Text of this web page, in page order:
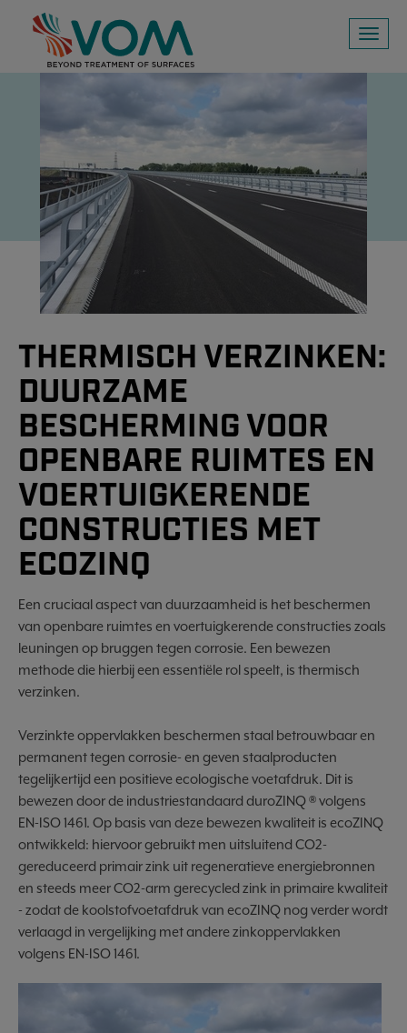
Toggle
THERMISCH VERZINKEN:
DUURZAME
BESCHERMING VOOR
OPENBARE RUIMTES EN
VOERTUIGKERENDE
CONSTRUCTIES MET
ECOZINQ
Een cruciaal aspect van duurzaamheid is het beschermen
van openbare ruimtes en voertuigkerende constructies zoals
leuningen op bruggen tegen corrosie. Een bewezen
methode die hierbij een essentiële rol speelt, is thermisch
verzinken.
Verzinkte oppervlakken beschermen staal betrouwbaar en
permanent tegen corrosie- en geven staalproducten
tegelijkertijd een positieve ecologische voetafdruk. Dit is
bewezen door de industriestandaard duroZINQ ® volgens
EN-ISO 1461. Op basis van deze bewezen kwaliteit is ecoZINQ
ontwikkeld: hiervoor gebruikt men uitsluitend CO2-
gereduceerd primair zink uit regeneratieve energiebronnen
en steeds meer CO2-arm gerecycled zink in primaire kwaliteit
- zodat de koolstofvoetafdruk van ecoZINQ nog verder wordt
verlaagd in vergelijking met andere zinkoppervlakken
volgens EN-ISO 1461.